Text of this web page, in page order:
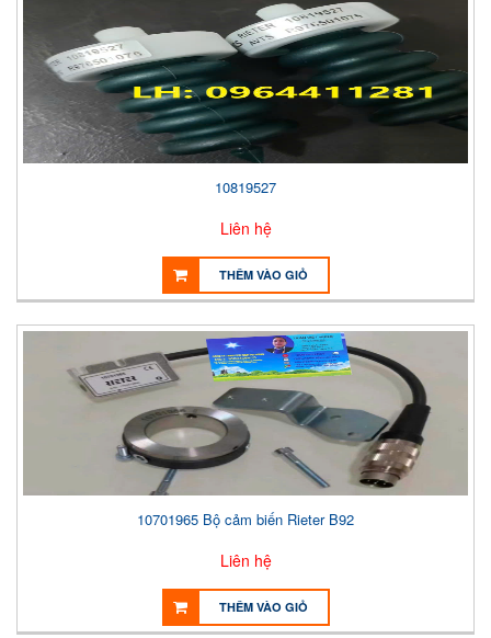
10819527
Liên hệ
THÊM VÀO GIỎ
10701965 Bộ cảm biến Rieter B92
Liên hệ
THÊM VÀO GIỎ